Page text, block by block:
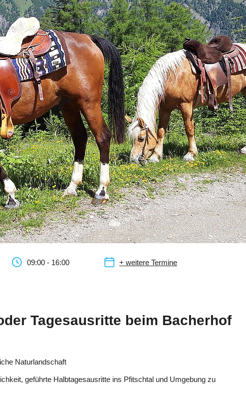
09:00 - 16:00 + weitere Termine
Tagesausritte beim Bacherhof
Naturlandschaft
geführte Halbtagesausritte ins Pfitschtal und Umgebung zu